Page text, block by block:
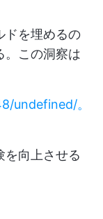
ドを埋めるの
。この洞察は
undefined/。
を向上させる